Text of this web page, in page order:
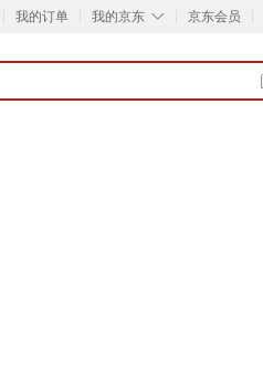
我的订单 ◇
我的京东 京东会员